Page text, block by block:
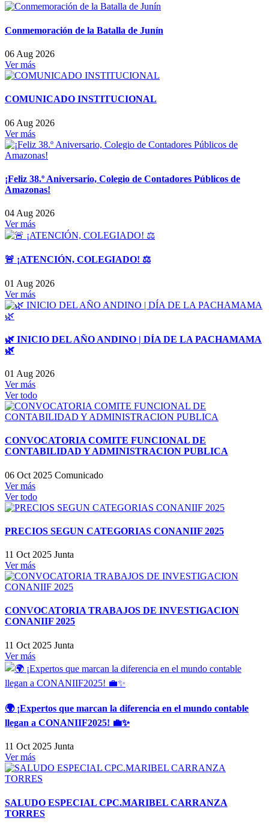
Conmemoración de la Batalla de Junín
06 Aug 2026
Ver más
COMUNICADO INSTITUCIONAL
06 Aug 2026
Ver más
¡Feliz 38.º Aniversario, Colegio de Contadores Públicos de
Amazonas!
04 Aug 2026
Ver más
🚨 ¡ATENCIÓN, COLEGIADO! ⚖️
01 Aug 2026
Ver más
🌿 INICIO DEL AÑO ANDINO | DÍA DE LA PACHAMAMA
🌿
01 Aug 2026
Ver más
Ver todo
CONVOCATORIA COMITE FUNCIONAL DE
CONTABILIDAD Y ADMINISTRACION PUBLICA
06 Oct 2025 Comunicado
Ver más
Ver todo
PRECIOS SEGUN CATEGORIAS CONANIIF 2025
11 Oct 2025 Junta
Ver más
CONVOCATORIA TRABAJOS DE INVESTIGACION
CONANIIF 2025
11 Oct 2025 Junta
Ver más
🌍 ¡Expertos que marcan la diferencia en el mundo contable
llegan a CONANIIF2025! 💼✨
11 Oct 2025 Junta
Ver más
SALUDO ESPECIAL CPC.MARIBEL CARRANZA
TORRES